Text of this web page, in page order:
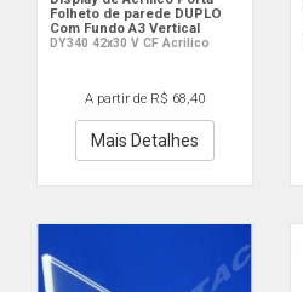
Folheto de parede DUPLO
Com Fundo A3 Vertical
DY340 42x30 V CF Acrilico
A partir de R$ 68,40
Mais Detalhes